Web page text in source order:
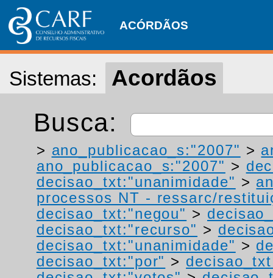
ACÓRDÃOS
Sistemas: Acordãos
Busca:
> ano_publicacao_s:"2007" >
ano_publicacao_s:"2007" >
decisao_txt:"unanimidade" >
processos NT - ressarc/
decisao_txt:"negou" >
decisao_txt:"recurso" >
decisao_txt:"unanimidade" >
decisao_txt:"por" >